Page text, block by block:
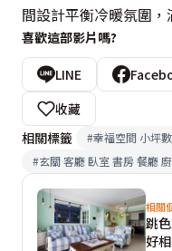
間設計平衡冷暖氛圍
喜歡這部影片嗎?
LINE
收藏
相關標籤
#幸福空間 小坪
#玄關 客廳 臥室 書房 餐廳
相關
跳
好